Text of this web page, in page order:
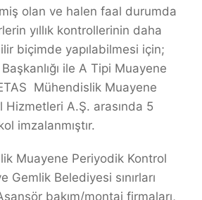
olan ve halen faal durumda
yıllık kontrollerinin daha
biçimde yapılabilmesi için;
ile A Tipi Muayene
Mühendislik Muayene
Hizmetleri A.Ş. arasında 5
imzalanmıştır.
Muayene Periyodik Kontrol
Gemlik Belediyesi sınırları
bakım/montaj firmaları,